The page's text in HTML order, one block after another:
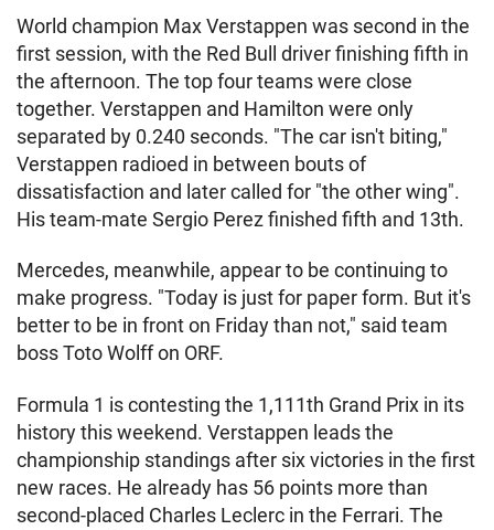
World champion Max Verstappen was second in the
first session, with the Red Bull driver finishing fifth in
the afternoon. The top four teams were close
together. Verstappen and Hamilton were only
separated by 0.240 seconds. "The car isn't biting,"
Verstappen radioed in between bouts of
dissatisfaction and later called for "the other wing".
His team-mate Sergio Perez finished fifth and 13th.
Mercedes, meanwhile, appear to be continuing to
make progress. "Today is just for paper form. But it's
better to be in front on Friday than not," said team
boss Toto Wolff on ORF.
Formula 1 is contesting the 1,111th Grand Prix in its
history this weekend. Verstappen leads the
championship standings after six victories in the first
new races. He already has 56 points more than
second-placed Charles Leclerc in the Ferrari. The